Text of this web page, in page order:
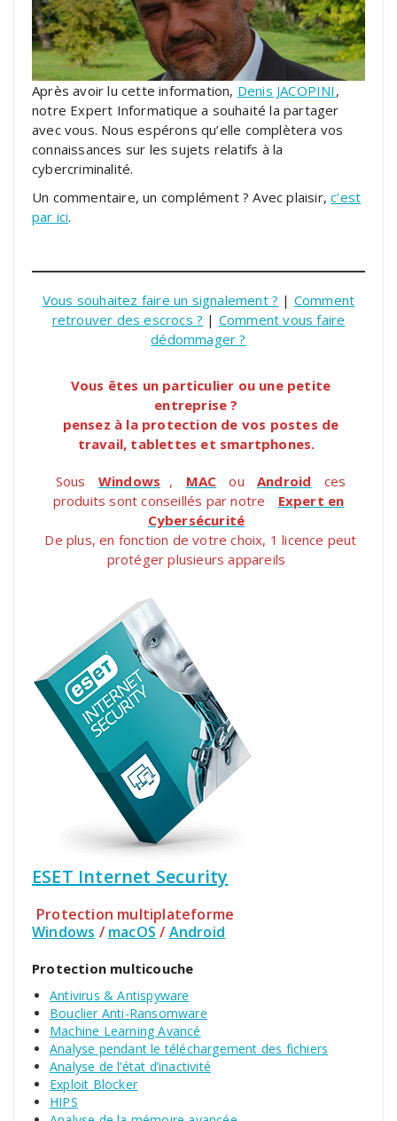
Après avoir lu cette information, Denis JACOPINI ,
notre Expert Informatique a souhaité la partager
avec vous. Nous espérons qu’elle complètera vos
connaissances sur les sujets relatifs à la
cybercriminalité.
Un commentaire, un complément ? Avec plaisir,c’est
par ici.
Vous souhaitez faire un signalement ? | Comment
retrouver des escrocs ? | Comment vous faire
dédommager ?
Vous êtes un particulier ou une petite
entreprise ?
pensez à la protection de vos postes de
travail, tablettes et smartphones.
Sous Windows , MAC ou Android
ces
produits sont conseillés par notre
Expert en
Cybersécurité
De plus, en fonction de votre choix, 1 licence peut
protéger plusieurs appareils
ESET Internet Security
Protection multiplateforme
Windows / macOS / Android
Protection multicouche
Antivirus & Antispyware
Bouclier Anti-Ransomware
Machine Learning Avancé
Analyse pendant le téléchargement des fichiers
Analyse de l’état d’inactivité
Exploit Blocker
HIPS